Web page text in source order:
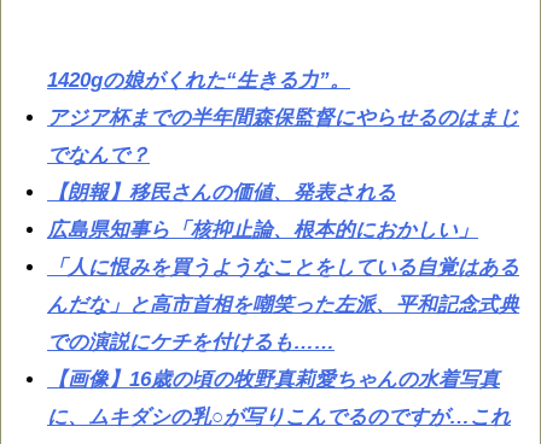
1420gの娘がくれた“生きる力”。
アジア杯までの半年間森保監督にやらせるのはまじ
でなんで？
【朗報】移民さんの価値、発表される
広島県知事ら「核抑止論、根本的におかしい」
「人に恨みを買うようなことをしている自覚はある
んだな」と高市首相を嘲笑った左派、平和記念式典
での演説にケチを付けるも……
【画像】16歳の頃の牧野真莉愛ちゃんの水着写真
に、ムキダシの乳○が写りこんでるのですが…これ